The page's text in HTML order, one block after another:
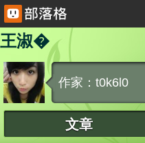
王淑�
作家：t0k6l0
文章